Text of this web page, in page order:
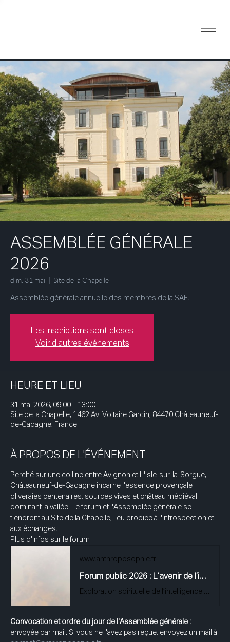
ASSEMBLÉE GÉNÉRALE
2026
dim. 31 mai
  |
Site de la Chapelle
Assemblée générale annuelle des membres de la SAF.
Les inscriptions sont closes
Voir d'autres événements
HEURE ET LIEU
31 mai 2026, 09:00 – 13:00
Site de la Chapelle, 1462 Av. Voltaire Garcin, 84470 Châteauneuf-
de-Gadagne, France
À PROPOS DE L'ÉVÉNEMENT
Perché sur une colline entre Avignon et L'Isle-sur-la-Sorgue,
Châteauneuf-de-Gadagne incarne l'essence provençale :
oliveraies centenaires, sources vives et château médiéval
dominant la vallée. Le forum et l'Assemblée générale se
tiendront au Site de la Chapelle, lieu propice à l'introspection et
aux échanges.
Plus d'infos sur le forum :
www.anthroposophie.fr
Forum public 2026 : L’avenir de l’intelligence
Convocation et ordre du jour de l'Assemblée générale :
envoyée par mail. Si vous ne l'avez pas reçue, envoyez un mail à